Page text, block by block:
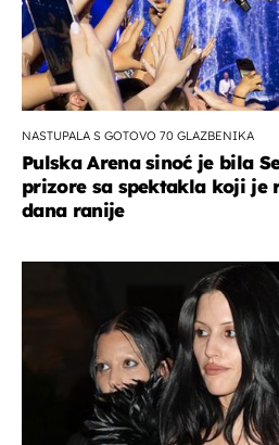
NASTUPALA S GOTOVO 70 GLAZBENIKA
Pulska Arena sinoć je bila
prizore sa spektakla koji je
dana ranije